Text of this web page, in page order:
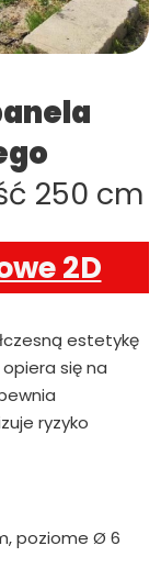
250 cm
2D
estetykę
się na
ryzyko
poziome Ø 6